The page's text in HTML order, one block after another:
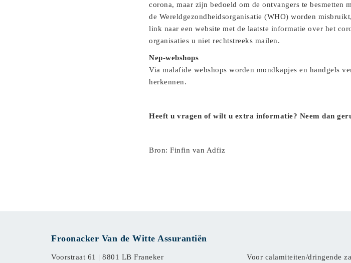
corona, maar zijn bedoeld om de ontvangers te besmetten
de Wereldgezondheidsorganisatie (WHO) worden
link naar een website met de laatste informatie over het
organisaties u niet rechtstreeks mailen.
Nep-webshops
Via malafide webshops worden mondkapjes en handgels
herkennen.
Heeft u vragen of wilt u extra informatie? Neem dan
Bron: Finfin van Adfiz
Froonacker Van de Witte Assurantiën
Voorstraat 61 | 8801 LB Franeker Voor calamiteiten/dringende